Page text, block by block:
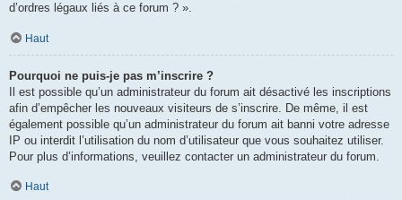
d’ordres légaux liés à ce forum ? ».
Haut
Pourquoi ne puis-je pas m’inscrire ?
Il est possible qu’un administrateur du forum ait désactivé les inscriptions
afin d’empêcher les nouveaux visiteurs de s’inscrire. De même, il est
également possible qu’un administrateur du forum ait banni votre adresse
IP ou interdit l’utilisation du nom d’utilisateur que vous souhaitez utiliser.
Pour plus d’informations, veuillez contacter un administrateur du forum.
Haut